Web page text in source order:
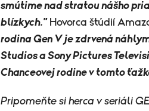
smútime nad stratou nášho
blízkych."Hovorca štúdií
rodina Gen V je zdrvená
Studios a Sony Pictures
Chanceovej rodine v tomto
Pripomeňte si herca v seriáli